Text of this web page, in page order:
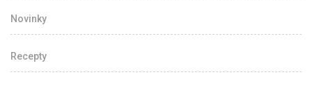
Novinky
Recepty